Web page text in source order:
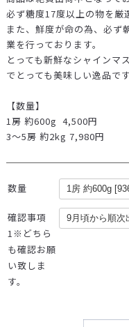
必ず糖度17度以上の物を厳
また、鮮度が命の為、必ず
業を行っております。
とっても新鮮なシャインマ
でとっても美味しい逸品で
【数量】
1房 約600g 4,500円
3～5房 約2kg 7,980円
数量
確認事項
1※どちら
も確認お願
い致しま
す。